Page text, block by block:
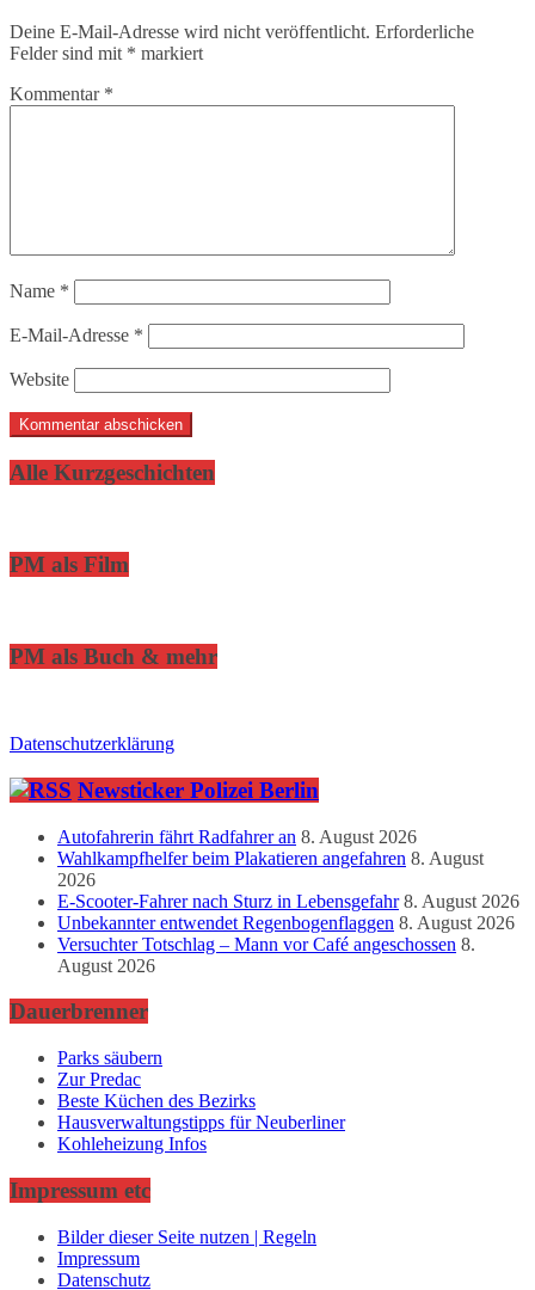
Deine E-Mail-Adresse wird nicht veröffentlicht. Erforderliche
Felder sind mit * markiert
Kommentar *
Name *
E-Mail-Adresse *
Website
Alle Kurzgeschichten
PM als Film
PM als Buch & mehr
Datenschutzerklärung
Newsticker Polizei Berlin
Autofahrerin fährt Radfahrer an 8. August 2026
Wahlkampfhelfer beim Plakatieren angefahren 8. August
2026
E-Scooter-Fahrer nach Sturz in Lebensgefahr 8. August 2026
Unbekannter entwendet Regenbogenflaggen 8. August 2026
Versuchter Totschlag – Mann vor Café angeschossen 8.
August 2026
Dauerbrenner
Parks säubern
Zur Predac
Beste Küchen des Bezirks
Hausverwaltungstipps für Neuberliner
Kohleheizung Infos
Impressum etc
Bilder dieser Seite nutzen | Regeln
Impressum
Datenschutz